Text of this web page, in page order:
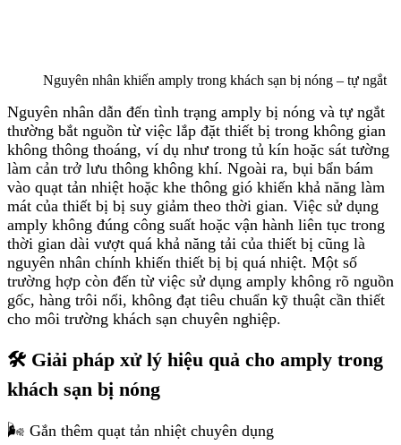
Nguyên nhân khiến amply trong khách sạn bị nóng – tự ngắt
Nguyên nhân dẫn đến tình trạng amply bị nóng và tự ngắt
thường bắt nguồn từ việc lắp đặt thiết bị trong không gian
không thông thoáng, ví dụ như trong tủ kín hoặc sát tường
làm cản trở lưu thông không khí. Ngoài ra, bụi bẩn bám
vào quạt tản nhiệt hoặc khe thông gió khiến khả năng làm
mát của thiết bị bị suy giảm theo thời gian. Việc sử dụng
amply không đúng công suất hoặc vận hành liên tục trong
thời gian dài vượt quá khả năng tải của thiết bị cũng là
nguyên nhân chính khiến thiết bị bị quá nhiệt. Một số
trường hợp còn đến từ việc sử dụng amply không rõ nguồn
gốc, hàng trôi nổi, không đạt tiêu chuẩn kỹ thuật cần thiết
cho môi trường khách sạn chuyên nghiệp.
🛠️ Giải pháp xử lý hiệu quả cho amply trong
khách sạn bị nóng
🌬️ Gắn thêm quạt tản nhiệt chuyên dụng